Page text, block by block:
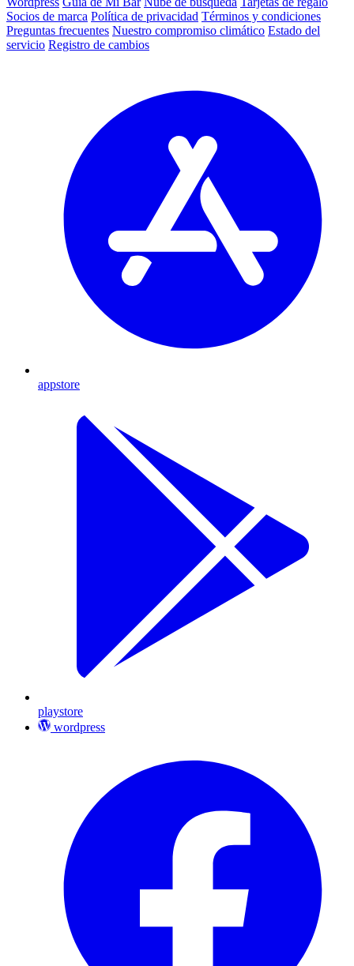
Socios de marca Política de privacidad Términos y condiciones
Preguntas frecuentes Nuestro compromiso climático Estado del
servicio Registro de cambios
appstore
playstore
wordpress